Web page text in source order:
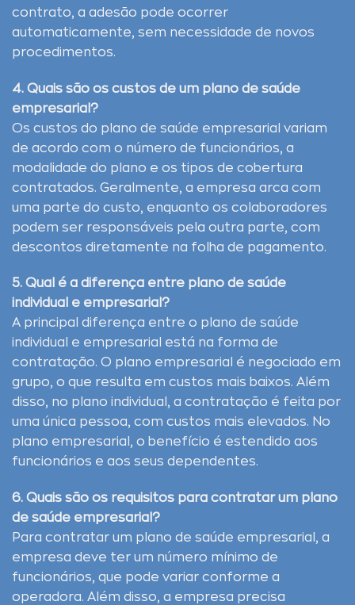
contrato, a adesão pode ocorrer
automaticamente, sem necessidade de novos
procedimentos.
4. Quais são os custos de um plano de saúde
empresarial?
Os custos do plano de saúde empresarial variam
de acordo com o número de funcionários, a
modalidade do plano e os tipos de cobertura
contratados. Geralmente, a empresa arca com
uma parte do custo, enquanto os colaboradores
podem ser responsáveis pela outra parte, com
descontos diretamente na folha de pagamento.
5. Qual é a diferença entre plano de saúde
individual e empresarial?
A principal diferença entre o plano de saúde
individual e empresarial está na forma de
contratação. O plano empresarial é negociado em
grupo, o que resulta em custos mais baixos. Além
disso, no plano individual, a contratação é feita por
uma única pessoa, com custos mais elevados. No
plano empresarial, o benefício é estendido aos
funcionários e aos seus dependentes.
6. Quais são os requisitos para contratar um plano
de saúde empresarial?
Para contratar um plano de saúde empresarial, a
empresa deve ter um número mínimo de
funcionários, que pode variar conforme a
operadora. Além disso, a empresa precisa